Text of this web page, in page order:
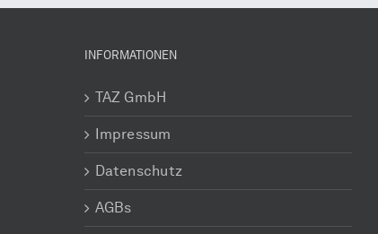
INFORMATIONEN
TAZ GmbH
Impressum
Datenschutz
AGBs